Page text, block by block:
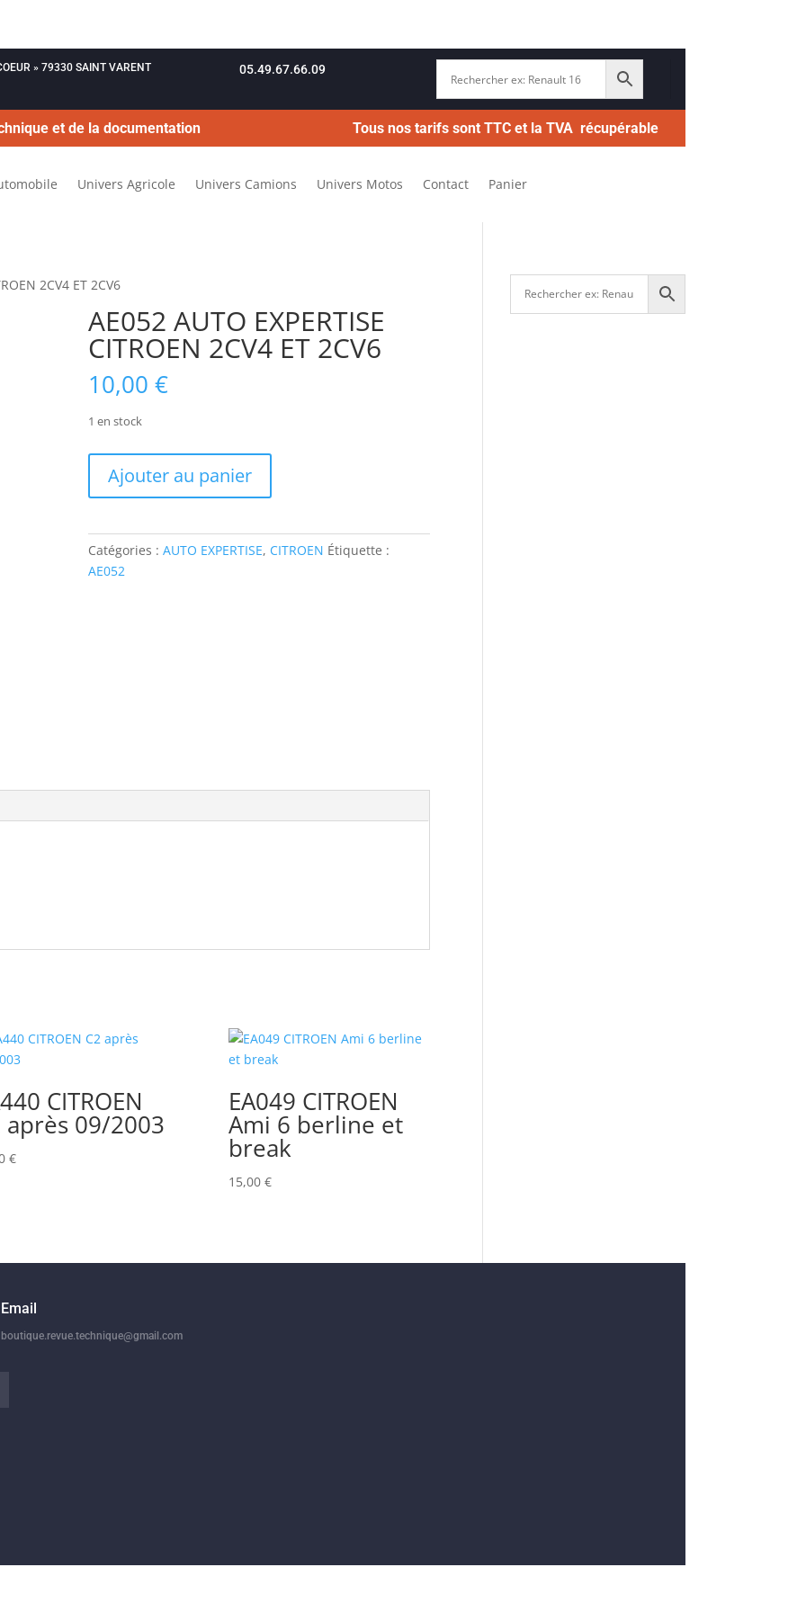
» 79330 SAINT VARENT 05.49.67.66.09
et de la documentation Tous nos tarifs sont TTC et la TVA récupérable
Univers Agricole Univers Camions Univers Motos Contact Panier
2CV4 ET 2CV6
AE052 AUTO EXPERTISE
CITROEN 2CV4 ET 2CV6
10,00€
1 en stock
AE052
EXPERTISE
CITROEN
Ajouter au panier
Catégories :AUTO EXPERTISE, CITROEN Étiquette :
AE052
CITROEN
après 09/2003
€
EA049 CITROEN
Ami 6 berline et
break
15,00 €
Email
boutique.revue.technique@gmail.com